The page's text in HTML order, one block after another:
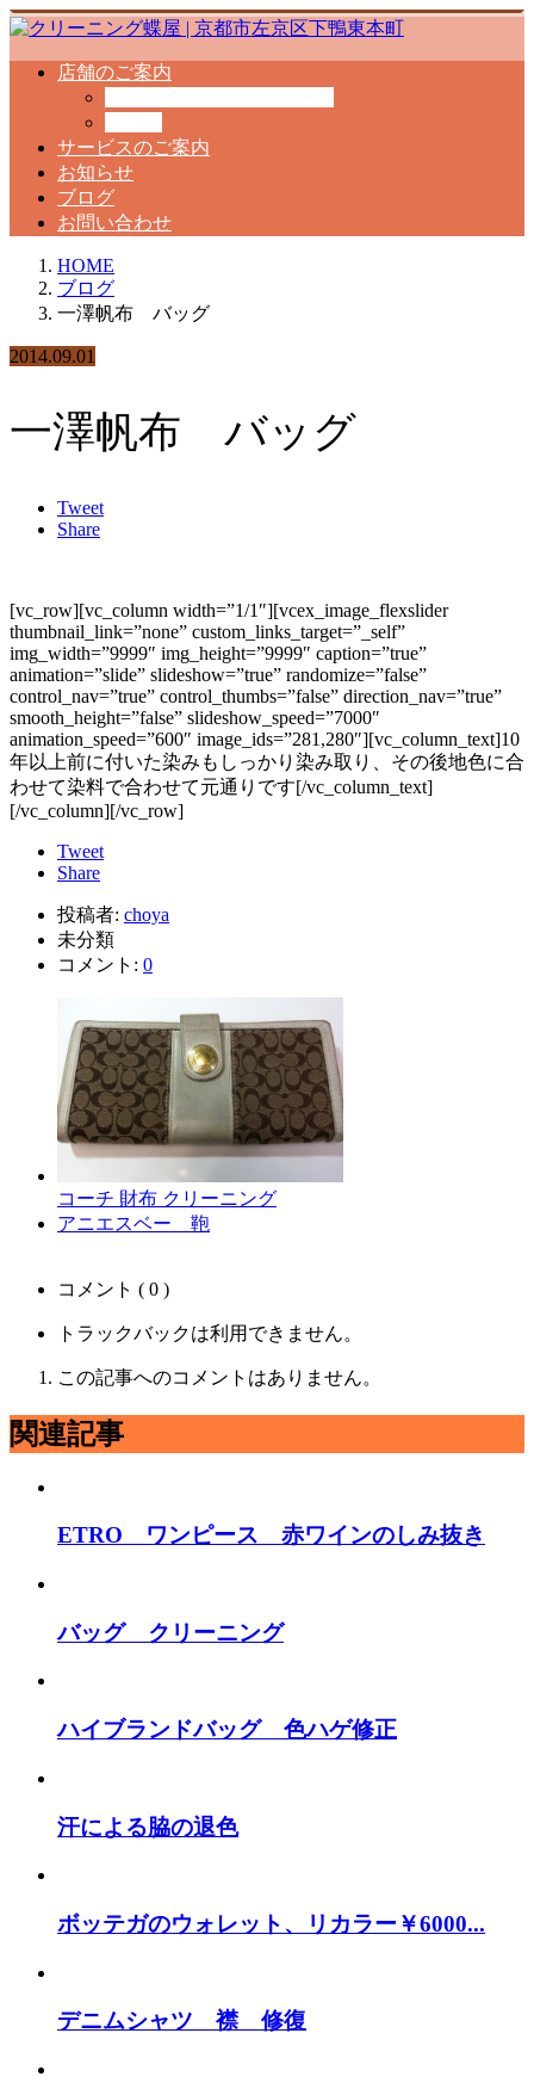
店舗のご案内
サービスのご案内
お知らせ
ブログ
お問い合わせ
HOME
ブログ
一澤帆布 バッグ
2014.09.01
一澤帆布 バッグ
Tweet
Share
[vc_row][vc_column width=”1/1″][vcex_image_flexslider
thumbnail_link=”none” custom_links_target=”_self”
img_width=”9999″ img_height=”9999″ caption=”true”
animation=”slide” slideshow=”true” randomize=”false”
control_nav=”true” control_thumbs=”false” direction_nav=”true”
smooth_height=”false” slideshow_speed=”7000″
animation_speed=”600″ image_ids=”281,280″][vc_column_text]10
年以上前に付いた染みもしっかり染み取り、その後地色に合
わせて染料で合わせて元通りです[/vc_column_text]
[/vc_column][/vc_row]
Tweet
Share
投稿者: choya
未分類
コメント: 0
コーチ 財布 クリーニング
アニエスベー 鞄
コメント ( 0 )
トラックバックは利用できません。
この記事へのコメントはありません。
関連記事
ETRO ワンピース 赤ワインのしみ抜き
バッグ クリーニング
ハイブランドバッグ 色ハゲ修正
汗による脇の退色
ボッテガのウォレット、リカラー￥6000...
デニムシャツ 襟 修復